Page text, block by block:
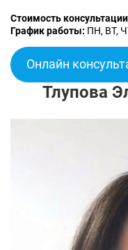
Стоимость
График работы: ПН, ВТ,
Онлайн
Тлупова